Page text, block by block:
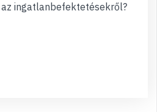
ingatlanbefektetésekről?